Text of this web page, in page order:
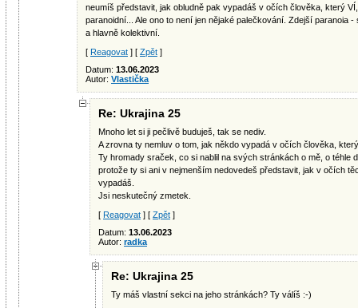
neumíš představit, jak obludně pak vypadáš v očích člověka, který
paranoidní... Ale ono to není jen nějaké palečkování. Zdejší paranoia
a hlavně kolektivní.
[ Reagovat ] [ Zpět ]
Datum: 13.06.2023
Autor: Vlastička
Re: Ukrajina 25
Mnoho let si ji pečlivě buduješ, tak se nediv.
A zrovna ty nemluv o tom, jak někdo vypadá v očích člověka,
Ty hromady sraček, co si nablil na svých stránkách o mě, o téhle
protože ty si ani v nejmenším nedovedeš představit, jak v očích
vypadáš.
Jsi neskutečný zmetek.
[ Reagovat ] [ Zpět ]
Datum: 13.06.2023
Autor: radka
Re: Ukrajina 25
Ty máš vlastní sekci na jeho stránkách? Ty válíš :-)